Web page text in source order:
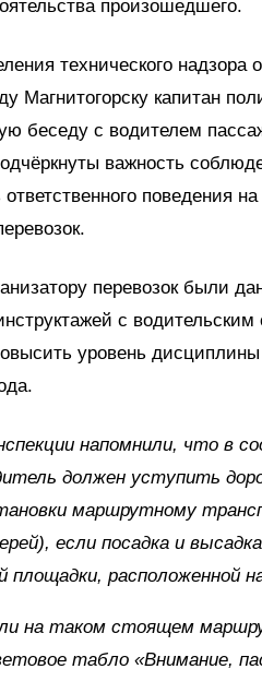
произошедшего.
технического
Магнитогорску капитан
беседу с водителем
важность
поведения
перевозок были
с
уровень
напомнили, что в
должен уступить
маршрутному
если посадка и
площадки, расположенной
на таком стоящем
табло «Внимание,